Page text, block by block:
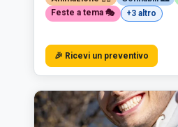
Feste a tema 🎭
+3 altro
🎉 Ricevi un preventivo